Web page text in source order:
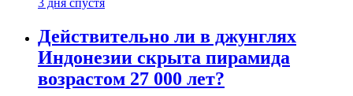
Действительно ли в джунглях
Индонезии скрыта пирамида
возрастом 27 000 лет?